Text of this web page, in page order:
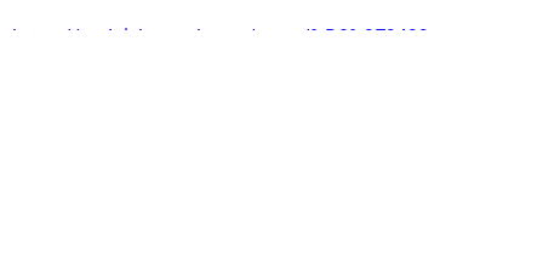
https://podpiska.pochta.ru/press/%D0%9F9499